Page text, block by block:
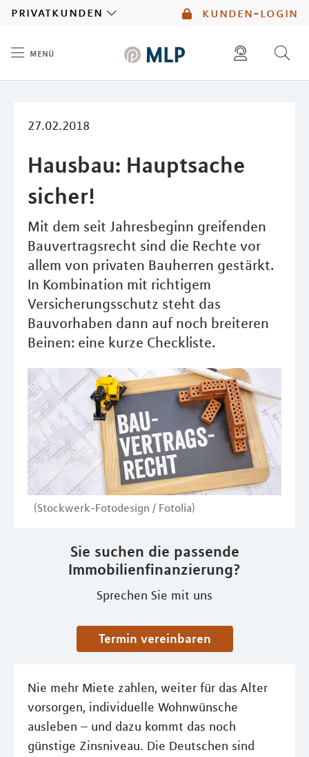
kunden-login
privatkunden
menü
27.02.2018
Hausbau: Hauptsache
sicher!
Mit dem seit Jahresbeginn greifenden
Bauvertragsrecht sind die Rechte vor
allem von privaten Bauherren gestärkt.
In Kombination mit richtigem
Versicherungsschutz steht das
Bauvorhaben dann auf noch breiteren
Beinen: eine kurze Checkliste.
(Stockwerk-Fotodesign / Fotolia)
Sie suchen die passende
Immobilienfinanzierung?
Sprechen Sie mit uns
Termin vereinbaren
Nie mehr Miete zahlen, weiter für das Alter
vorsorgen, individuelle Wohnwünsche
ausleben – und dazu kommt das noch
günstige Zinsniveau. Die Deutschen sind